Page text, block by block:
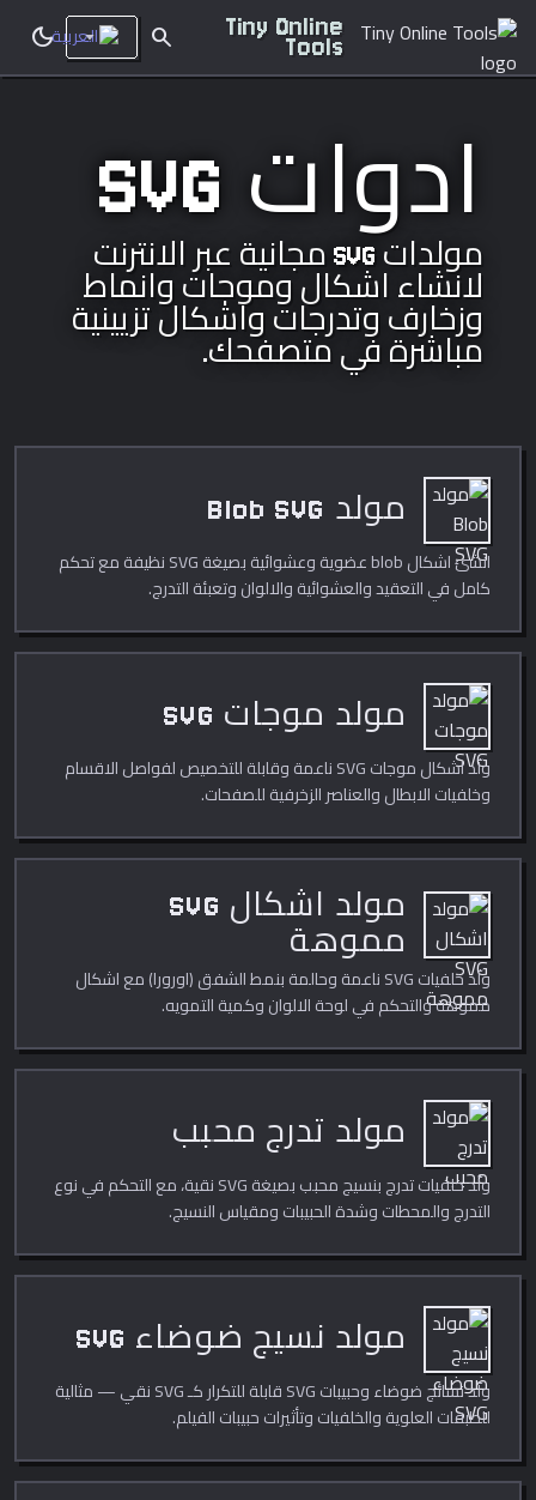
Tiny Online
Tools
search
dark_mode
ادوات SVG
مولدات SVG مجانية عبر الانترنت
لانشاء اشكال وموجات وانماط
وزخارف وتدرجات واشكال تزيينية
مباشرة في متصفحك.
مولد Blob SVG
انشئ اشكال blob عضوية وعشوائية بصيغة SVG نظيفة مع تحكم
كامل في التعقيد والعشوائية والالوان وتعبئة التدرج.
مولد موجات SVG
ولّد اشكال موجات SVG ناعمة وقابلة للتخصيص لفواصل الاقسام
وخلفيات الابطال والعناصر الزخرفية للصفحات.
مولد اشكال SVG
مموهة
ولّد خلفيات SVG ناعمة وحالمة بنمط الشفق (اورورا) مع اشكال
مموهة والتحكم في لوحة الالوان وكمية التمويه.
مولد تدرج محبب
ولّد خلفيات تدرج بنسيج محبب بصيغة SVG نقية، مع التحكم في نوع
التدرج والمحطات وشدة الحبيبات ومقياس النسيج.
مولد نسيج ضوضاء SVG
ولّد نسائج ضوضاء وحبيبات SVG قابلة للتكرار كـ SVG نقي — مثالية
للطبقات العلوية والخلفيات وتأثيرات حبيبات الفيلم.